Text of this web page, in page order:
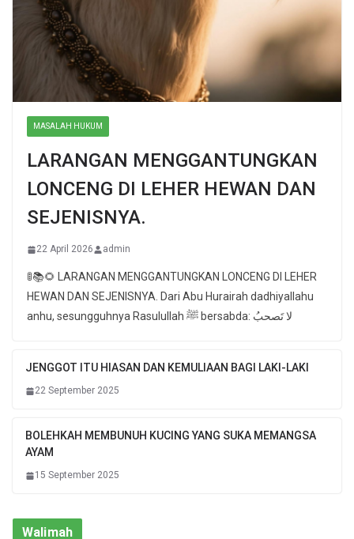
MASALAH HUKUM
LARANGAN MENGGANTUNGKAN
LONCENG DI LEHER HEWAN DAN
SEJENISNYA.
22 April 2026 admin
🚦📚🌻 LARANGAN MENGGANTUNGKAN LONCENG DI LEHER
HEWAN DAN SEJENISNYA. Dari Abu Hurairah dadhiyallahu
anhu, sesungguhnya Rasulullah ﷺ bersabda: لا تَصحبُ
JENGGOT ITU HIASAN DAN KEMULIAAN BAGI LAKI-LAKI
22 September 2025
BOLEHKAH MEMBUNUH KUCING YANG SUKA MEMANGSA
AYAM
15 September 2025
Walimah